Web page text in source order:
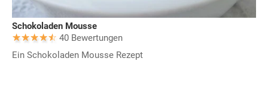
Schokoladen Mousse
40 Bewertungen
Ein Schokoladen Mousse Rezept